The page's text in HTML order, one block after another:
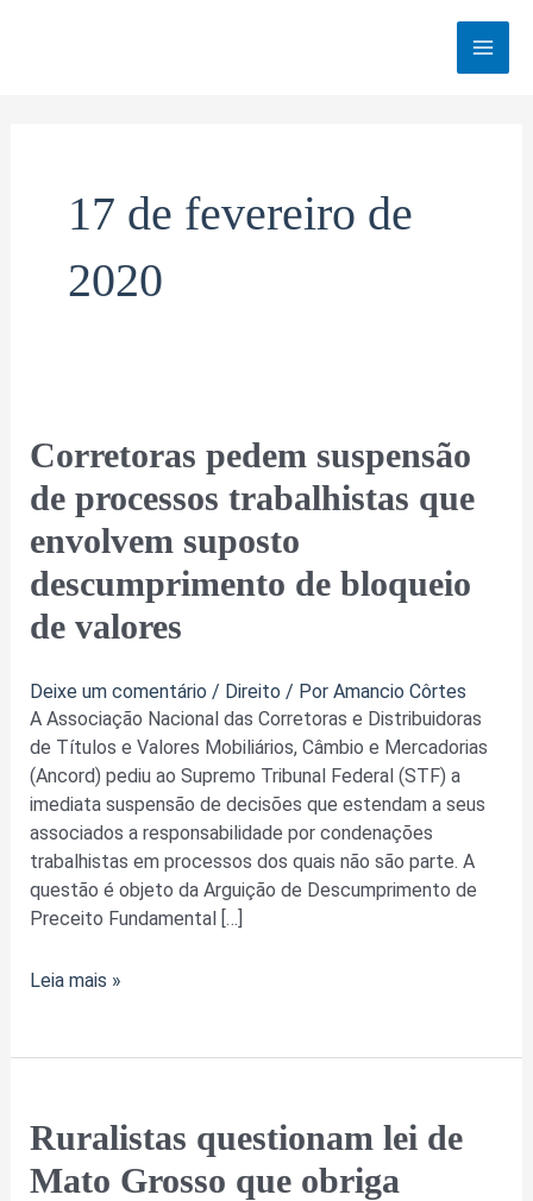
17 de fevereiro de
2020
Corretoras pedem suspensão
de processos trabalhistas que
envolvem suposto
descumprimento de bloqueio
de valores
Deixe um comentário / Direito / Por Amancio Côrtes
A Associação Nacional das Corretoras e Distribuidoras
de Títulos e Valores Mobiliários, Câmbio e Mercadorias
(Ancord) pediu ao Supremo Tribunal Federal (STF) a
imediata suspensão de decisões que estendam a seus
associados a responsabilidade por condenações
trabalhistas em processos dos quais não são parte. A
questão é objeto da Arguição de Descumprimento de
Preceito Fundamental […]
Corretoras
pedem
suspensão
de
processos
trabalhistas
que
envolvem
descumprimento
de
bloqueio
de
valores
Leia mais »
Ruralistas questionam lei de
Mato Grosso que obriga
Ruralistas
questionam
lei